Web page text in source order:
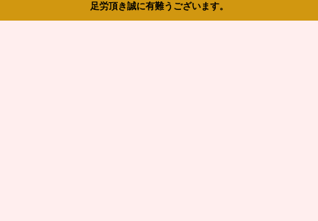
足労頂き誠に有難うございます。